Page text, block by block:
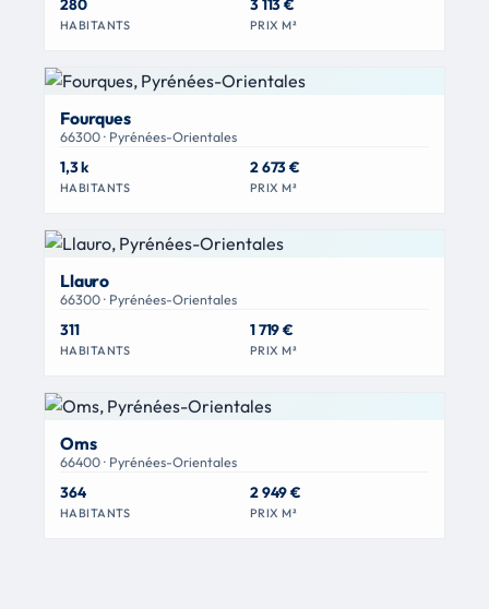
280
HABITANTS
3 113 €
PRIX M²
Fourques
66300 · Pyrénées-Orientales
1,3 k
HABITANTS
2 673 €
PRIX M²
Llauro
66300 · Pyrénées-Orientales
311
HABITANTS
1 719 €
PRIX M²
Oms
66400 · Pyrénées-Orientales
364
HABITANTS
2 949 €
PRIX M²